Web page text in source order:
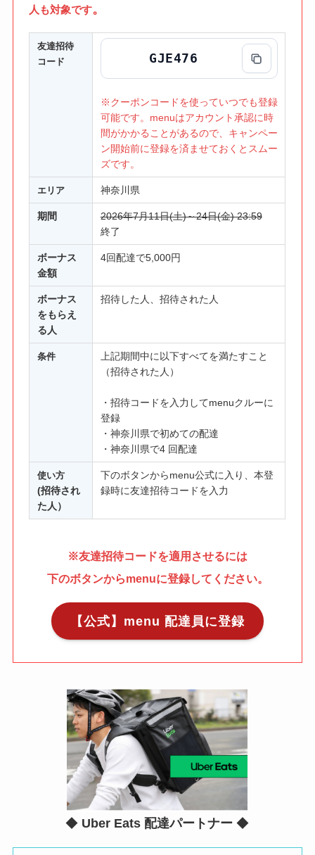
人も対象です。
友達招待
コード
GJE476
※クーポンコードを使っていつでも登録
可能です。menuはアカウント承認に時
間がかかることがあるので、キャンペー
ン開始前に登録を済ませておくとスムー
ズです。
エリア 神奈川県
期間
2026年7月11日(土)～24日(金) 23:59
終了
ボーナス
金額
4回配達で5,000円
ボーナス
をもらえ
る人
招待した人、招待された人
条件
上記期間中に以下すべてを満たすこと
（招待された人）
・招待コードを入力してmenuクルーに
登録
・神奈川県で初めての配達
・神奈川県で4 回配達
使い方
(招待され
た人）
下のボタンからmenu公式に入り、本登
録時に友達招待コードを入力
※友達招待コードを適用させるには
下のボタンからmenuに登録してください。
【公式】menu 配達員に登録
◆ Uber Eats 配達パートナー ◆